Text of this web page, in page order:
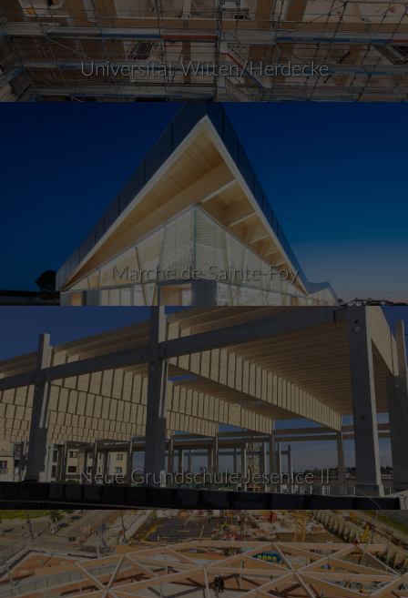
Universität Witten/Herdecke
Marche de Sainte-Foy
Neue Grundschule Jesenice II